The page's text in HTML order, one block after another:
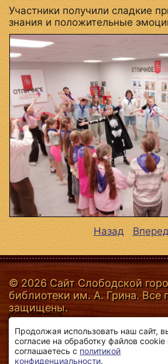
Участники получили сладкие
знания и положительные
Назад Вперед
© 2026 Сайт Слободской
библиотеки им. А. Грина. Все
защищены.
Продолжая использовать наш сайт,
согласие на обработку файлов cookie
соглашаетесь с политикой
конфиденциальности.